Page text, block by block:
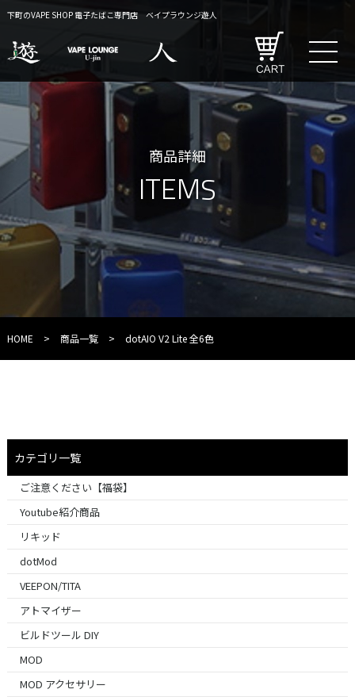
下町のVAPE SHOP 電子たばこ専門店 ベイプラウンジ遊人
商品詳細
ITEMS
HOME > 商品一覧 > dotAIO V2 Lite 全6色
カテゴリ一覧
ご注意ください【福袋】
Youtube紹介商品
リキッド
dotMod
VEEPON/TITA
アトマイザー
ビルドツール DIY
MOD
MOD アクセサリー